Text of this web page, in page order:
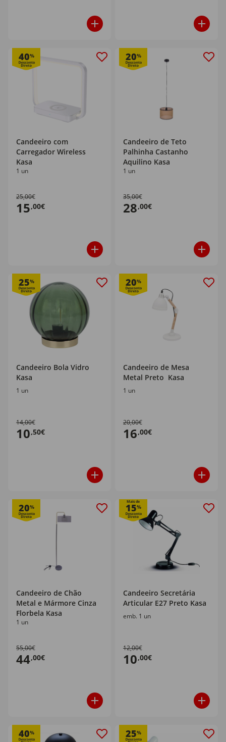
40%
Candeeiro com
Carregador Wireless
Kasa
1 un
25,00€
15,00€
20%
Candeeiro de Teto
Palhinha Castanho
Aquilino Kasa
1 un
35,00€
28,00€
25%
Candeeiro Bola Vidro
Kasa
1 un
14,00€
10,50€
20%
Candeeiro de Mesa
Metal Preto Kasa
1 un
20,00€
16,00€
20%
Candeeiro de Chão
Metal e Mármore Cinza
Florbela Kasa
1 un
55,00€
44,00€
Mais de
15%
Candeeiro Secretária
Articular E27 Preto Kasa
emb. 1 un
12,00€
10,00€
40% 25%